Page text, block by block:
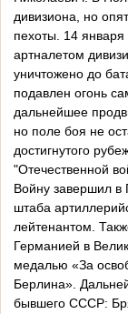
дивизиона, но
пехоты. 14
артналетом
уничтожено до
подавлен огонь
дальнейшее
но поле боя не
достигнутого
"Отечественной
Войну завершил в
штаба
лейтенантом.
Германией в
медалью «За
Берлина».
бывшего СССР: